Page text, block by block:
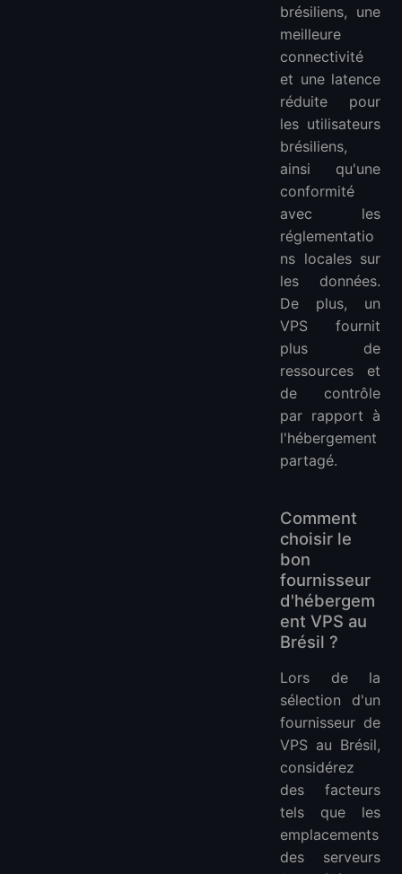
brésiliens, une
meilleure
connectivité
et une latence
réduite pour
les utilisateurs
brésiliens,
ainsi qu'une
conformité
avec les
réglementatio
ns locales sur
les données.
De plus, un
VPS fournit
plus de
ressources et
de contrôle
par rapport à
l'hébergement
partagé.
Comment
choisir le
bon
fournisseur
d'hébergem
ent VPS au
Brésil ?
Lors de la
sélection d'un
fournisseur de
VPS au Brésil,
considérez
des facteurs
tels que les
emplacements
des serveurs